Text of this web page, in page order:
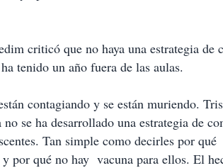
criticó que no haya una estrategia de
tenido un año fuera de las aulas.
contagiando y se están muriendo.
se ha desarrollado una estrategia de
Tan simple como decirles por
por qué no hay vacuna para ellos. El